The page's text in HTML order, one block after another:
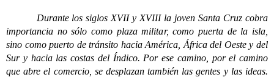
Durante los siglos XVII y XVIII la joven Santa Cruz cobra
importancia no sólo como plaza militar, como puerta de la isla,
sino como puerto de tránsito hacia América, África del Oeste y del
Sur y hacia las costas del Índico. Por ese camino, por el camino
que abre el comercio, se desplazan también las gentes y las ideas.